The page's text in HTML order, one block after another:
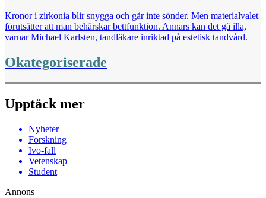
Kronor i zirkonia blir snygga och går inte sönder. Men materialvalet
förutsätter att man behärskar bettfunktion. Annars kan det gå illa,
varnar Michael Karlsten, tandläkare inriktad på estetisk tandvård.
Okategoriserade
Upptäck mer
Nyheter
Forskning
Ivo-fall
Vetenskap
Student
Annons